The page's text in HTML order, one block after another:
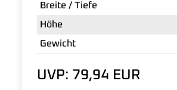
Breite / Tiefe
Höhe
Gewicht
UVP: 79,94 EUR